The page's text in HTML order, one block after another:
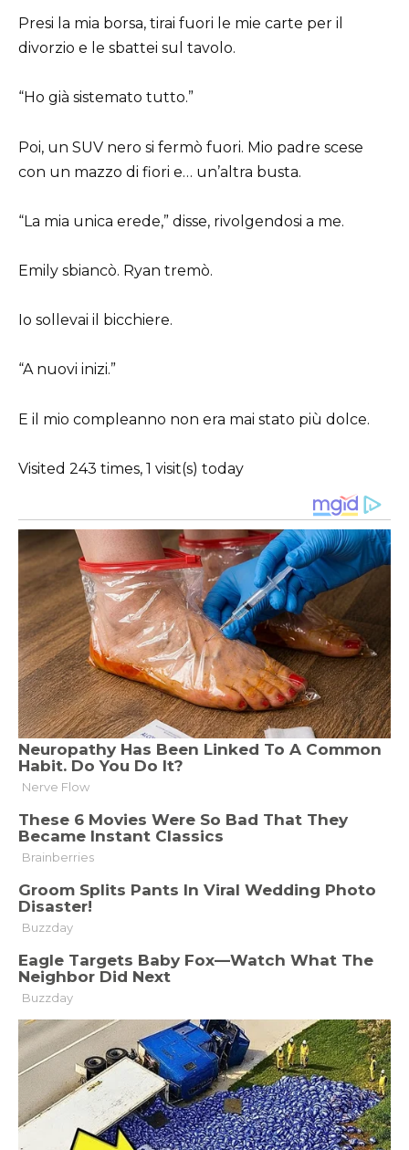
Presi la mia borsa, tirai fuori le mie carte per il
divorzio e le sbattei sul tavolo.
“Ho già sistemato tutto.”
Poi, un SUV nero si fermò fuori. Mio padre scese
con un mazzo di fiori e… un’altra busta.
“La mia unica erede,” disse, rivolgendosi a me.
Emily sbiancò. Ryan tremò.
Io sollevai il bicchiere.
“A nuovi inizi.”
E il mio compleanno non era mai stato più dolce.
Visited 243 times, 1 visit(s) today